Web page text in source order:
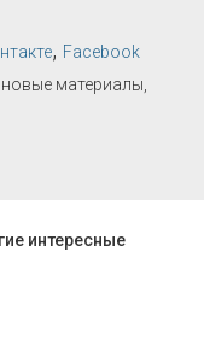
, Facebook
материалы,
интересные